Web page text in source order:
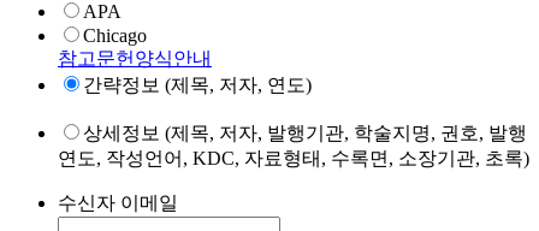
APA
Chicago
참고문헌양식안내
간략정보 (제목, 저자, 연도)
상세정보 (제목, 저자, 발행기관, 학술지명, 권호, 발행
연도, 작성언어, KDC, 자료형태, 수록면, 소장기관, 초록)
수신자 이메일